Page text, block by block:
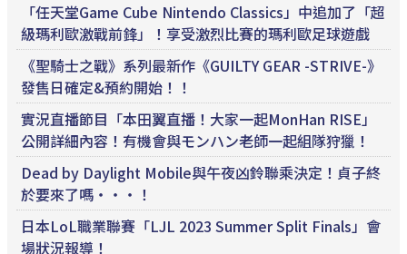
「任天堂Game Cube Nintendo Classics」中追加了「超
級瑪利歐激戰前鋒」！享受激烈比賽的瑪利歐足球遊戲
《聖騎士之戰》系列最新作《GUILTY GEAR -STRIVE-》
發售日確定&預約開始！！
實況直播節目「本田翼直播！大家一起MonHan RISE」
公開詳細內容！有機會與モンハン老師一起組隊狩獵！
Dead by Daylight Mobile與午夜凶鈴聯乘決定！貞子終
於要來了嗎・・・！
日本LoL職業聯賽「LJL 2023 Summer Split Finals」會
場狀況報導！